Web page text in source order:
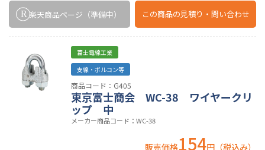
楽天商品ページ （準備中） この商品の見積り・問い合わせ
富士電線工業
支線・ボルコン等
商品コード：G405
東京富士商会 WC-38 ワイヤークリ
ップ 中
メーカー商品コード：WC-38
販売価格154円（税込み）